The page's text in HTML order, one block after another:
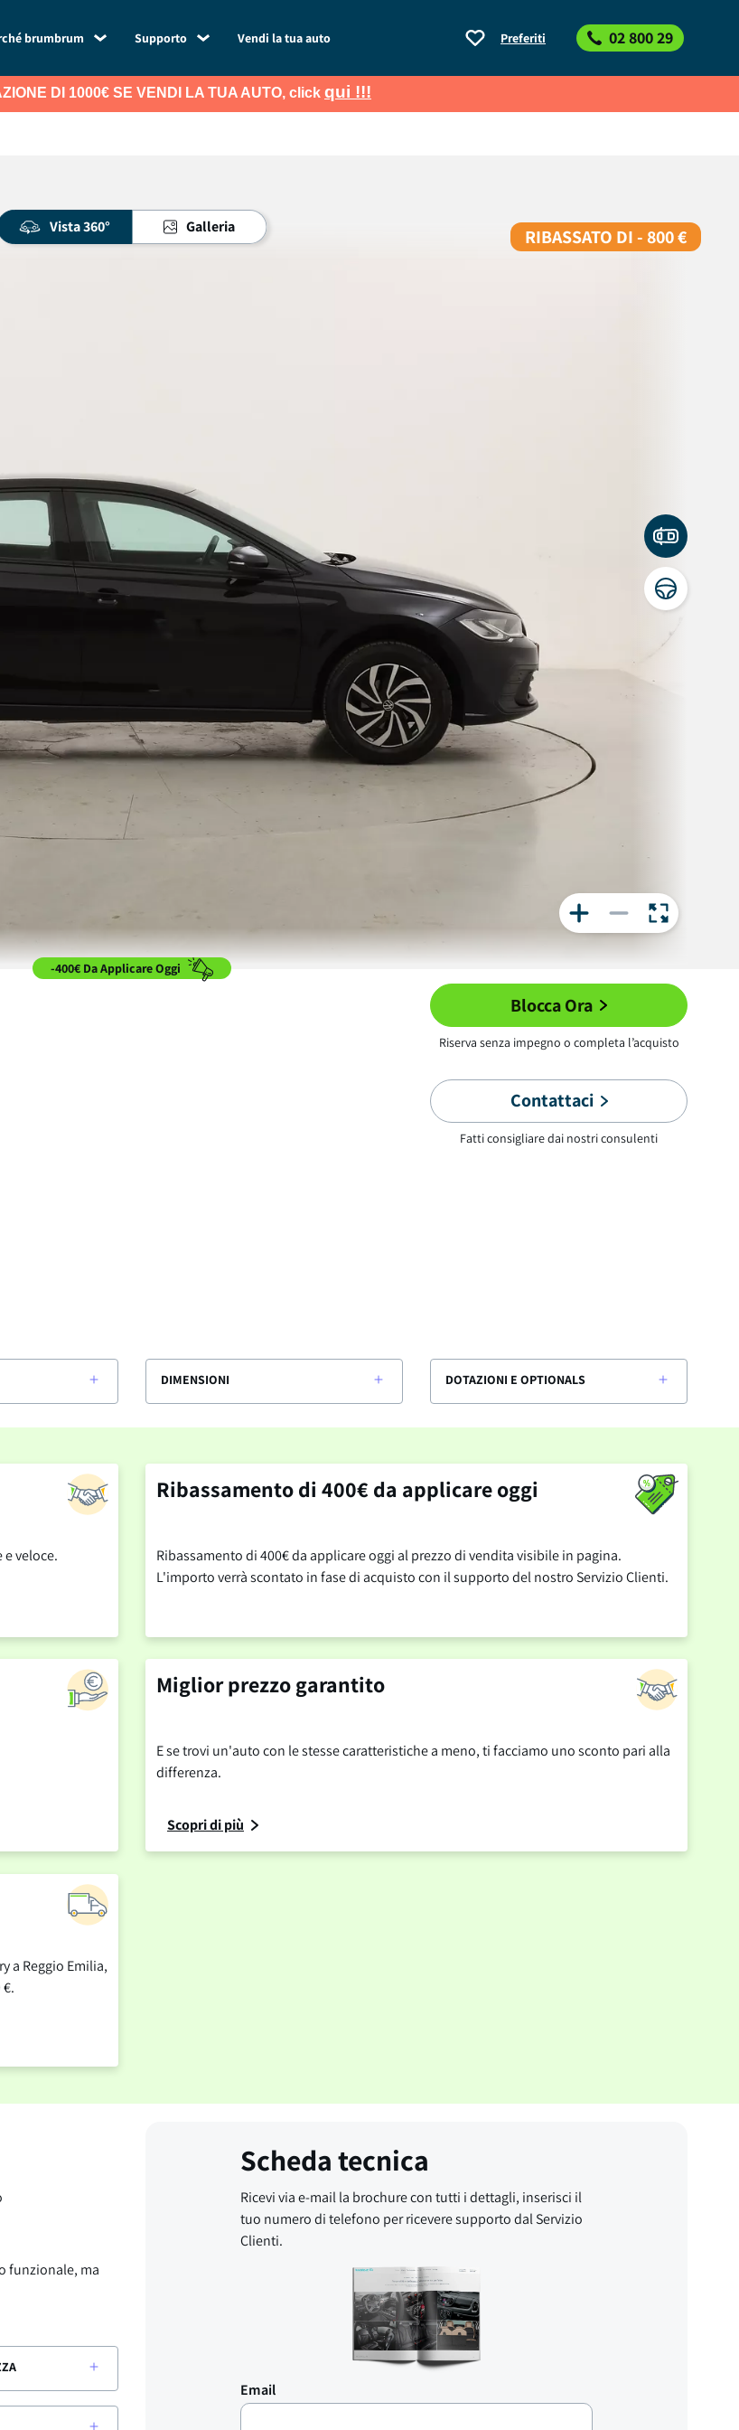
brumbrum Supporto Vendi la tua auto Preferiti 02 800 29
DI 1000€ SE VENDI LA TUA AUTO, click qui !!!
Vista 360° Galleria RIBASSATO DI - 800 €
-400€ Da Applicare Oggi
Blocca Ora
Riserva senza impegno o completa l’acquisto
Contattaci
Fatti consigliare dai nostri consulenti
DIMENSIONI DOTAZIONI E OPTIONALS
veloce.
Ribassamento di 400€ da applicare oggi
Ribassamento di 400€ da applicare oggi al prezzo di vendita visibile in pagina.
L'importo verrà scontato in fase di acquisto con il supporto del nostro Servizio Clienti.
Miglior prezzo garantito
E se trovi un'auto con le stesse caratteristiche a meno, ti facciamo uno sconto pari alla
differenza.
Scopri di più
a Reggio Emilia,
funzionale, ma
Scheda tecnica
Ricevi via e-mail la brochure con tutti i dettagli, inserisci il
tuo numero di telefono per ricevere supporto dal Servizio
Clienti.
Email